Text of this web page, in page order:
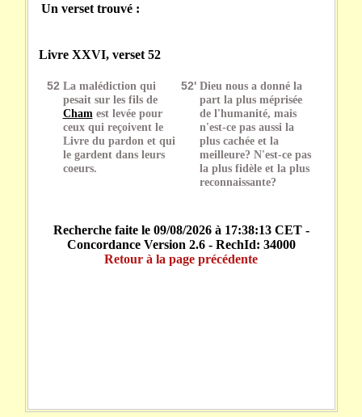
Un verset trouvé :
Livre XXVI, verset 52
52 La malédiction qui
pesait sur les fils de
Cham est levée pour
ceux qui reçoivent le
Livre du pardon et qui
le gardent dans leurs
coeurs.
52' Dieu nous a donné la
part la plus méprisée
de l'humanité, mais
n'est-ce pas aussi la
plus cachée et la
meilleure? N'est-ce pas
la plus fidèle et la plus
reconnaissante?
Recherche faite le 09/08/2026 à 17:38:13 CET -
Concordance Version 2.6 - RechId: 34000
Retour à la page précédente